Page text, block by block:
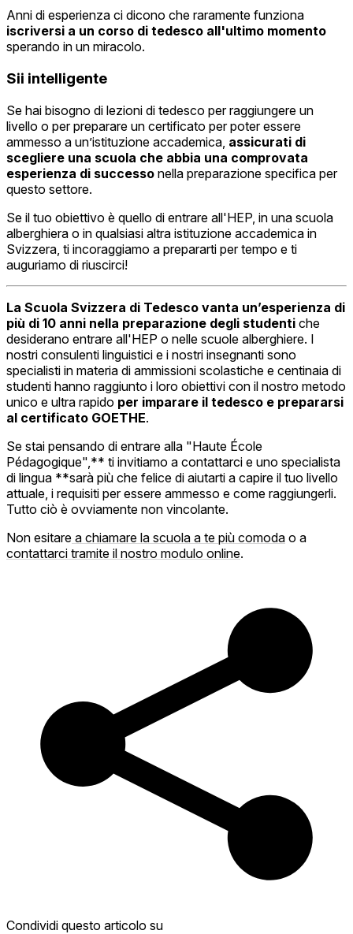
Anni di esperienza ci dicono che raramente funziona
iscriversi a un corso di tedesco all'ultimo momento
sperando in un miracolo.
Sii intelligente
Se hai bisogno di lezioni di tedesco per raggiungere un
livello o per preparare un certificato per poter essere
ammesso a un’istituzione accademica, assicurati di
scegliere una scuola che abbia una comprovata
esperienza di successo nella preparazione specifica per
questo settore.
Se il tuo obiettivo è quello di entrare all'HEP, in una scuola
alberghiera o in qualsiasi altra istituzione accademica in
Svizzera, ti incoraggiamo a prepararti per tempo e ti
auguriamo di riuscirci!
La Scuola Svizzera di Tedesco vanta un’esperienza di
più di 10 anni nella preparazione degli studenti che
desiderano entrare all'HEP o nelle scuole alberghiere. I
nostri consulenti linguistici e i nostri insegnanti sono
specialisti in materia di ammissioni scolastiche e centinaia di
studenti hanno raggiunto i loro obiettivi con il nostro metodo
unico e ultra rapido per imparare il tedesco e prepararsi
al certificato GOETHE.
Se stai pensando di entrare alla "Haute École
Pédagogique",** ti invitiamo a contattarci e uno specialista
di lingua **sarà più che felice di aiutarti a capire il tuo livello
attuale, i requisiti per essere ammesso e come raggiungerli.
Tutto ciò è ovviamente non vincolante.
Non esitare a chiamare la scuola a te più comoda o a
contattarci tramite il nostro modulo online.
Condividi questo articolo su